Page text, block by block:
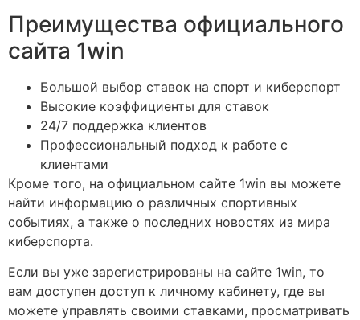
Преимущества официального
сайта 1win
Большой выбор ставок на спорт и киберспорт
Высокие коэффициенты для ставок
24/7 поддержка клиентов
Профессиональный подход к работе с
клиентами
Кроме того, на официальном сайте 1win вы можете
найти информацию о различных спортивных
событиях, а также о последних новостях из мира
киберспорта.
Если вы уже зарегистрированы на сайте 1win, то
вам доступен доступ к личному кабинету, где вы
можете управлять своими ставками, просматривать